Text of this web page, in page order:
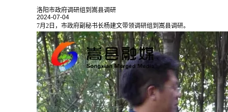
洛阳市政府调研组到嵩县调研
2024-07-04
7月2日，市政府副秘书长杨建文带领调研组到嵩县调研。